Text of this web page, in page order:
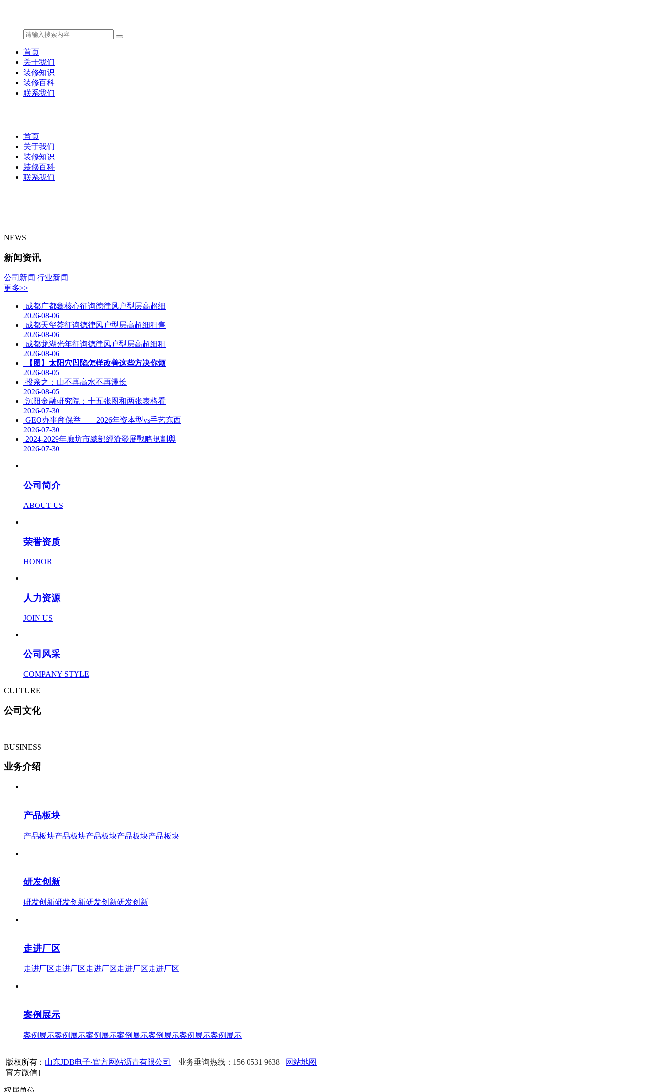
首页
关于我们
装修知识
装修百科
联系我们
首页
关于我们
装修知识
装修百科
联系我们
NEWS
新闻资讯
公司新闻 行业新闻
更多>>
成都广都鑫核心征询德律风户型层高超细
2026-08-06
成都天玺荟征询德律风户型层高超细租售
2026-08-06
成都龙湖光年征询德律风户型层高超细租
2026-08-06
【图】太阳穴凹陷怎样改善这些方决你烦
2026-08-05
投亲之：山不再高水不再漫长
2026-08-05
沉阳金融研究院：十五张图和两张表格看
2026-07-30
GEO办事商保举——2026年资本型vs手艺东西
2026-07-30
2024-2029年廊坊市總部經濟發展戰略規劃與
2026-07-30
公司简介
ABOUT US
荣誉资质
HONOR
人力资源
JOIN US
公司风采
COMPANY STYLE
CULTURE
公司文化
BUSINESS
业务介绍
产品板块
产品板块产品板块产品板块产品板块产品板块
研发创新
研发创新研发创新研发创新研发创新
走进厂区
走进厂区走进厂区走进厂区走进厂区走进厂区
案例展示
案例展示案例展示案例展示案例展示案例展示案例展示案例展示
版权所有： 山东JDB电子·官方网站沥青有限公司 业务垂询热线：156 0531 9638
网站地图
官方微信 |
权属单位